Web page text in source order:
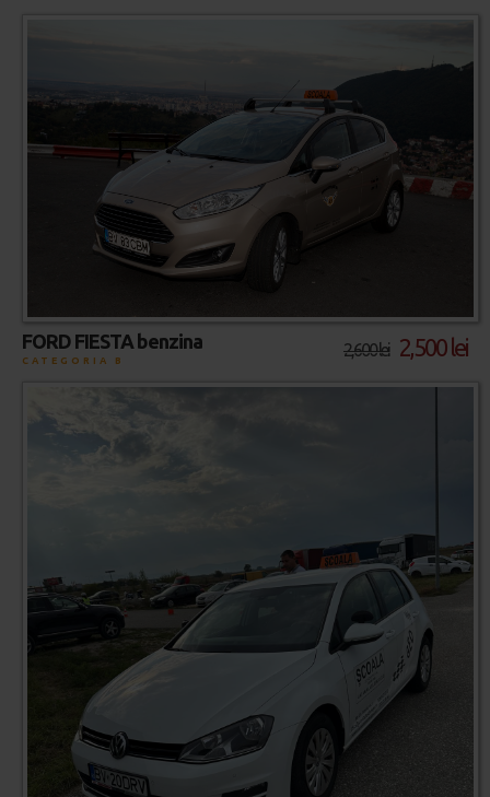
2,600 lei 2,500 lei
FORD FIESTA benzina
CATEGORIA B